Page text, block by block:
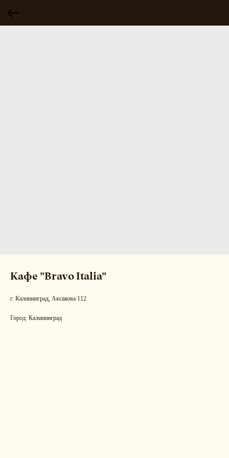
Кафе "Bravo Italia"
г. Калининград, Аксакова 112
Город: Калининград